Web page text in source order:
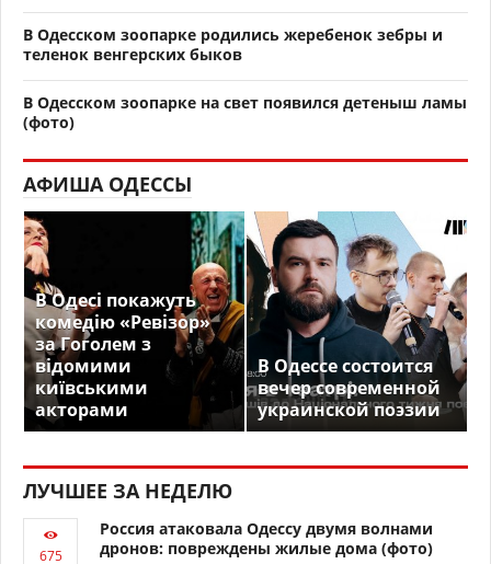
В Одесском зоопарке родились жеребенок зебры и
теленок венгерских быков
В Одесском зоопарке на свет появился детеныш ламы
(фото)
АФИША ОДЕССЫ
В Одесі покажуть
комедію «Ревізор»
за Гоголем з
відомими
київськими
акторами
В Одессе состоится
вечер современной
украинской поэзии
ЛУЧШЕЕ ЗА НЕДЕЛЮ
Россия атаковала Одессу двумя волнами
дронов: повреждены жилые дома (фото)